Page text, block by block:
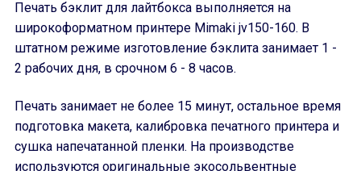
Печать бэклит для лайтбокса выполняется на
широкоформатном принтере Mimaki jv150-160. В
штатном режиме изготовление бэклита занимает 1 -
2 рабочих дня, в срочном 6 - 8 часов.
Печать занимает не более 15 минут, остальное время
подготовка макета, калибровка печатного принтера и
сушка напечатанной пленки. На производстве
используются оригинальные экосольвентные